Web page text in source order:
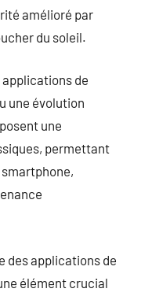
amélioré par
du soleil.
applications de
une évolution
une
permettant
des applications de
élément crucial